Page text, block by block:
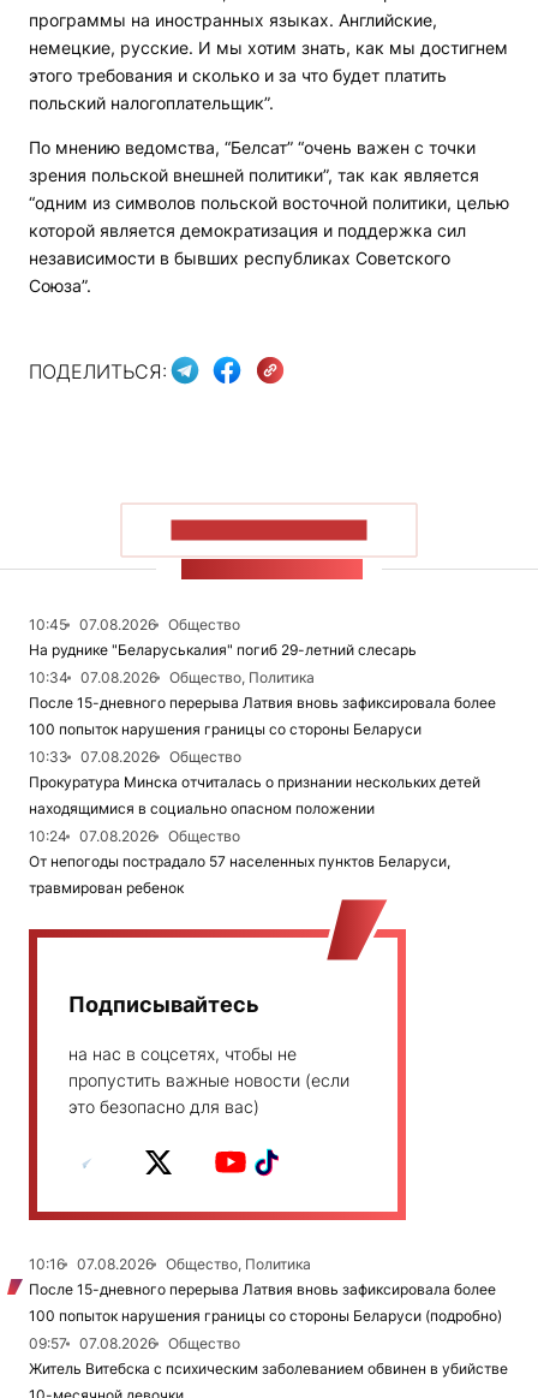
программы на иностранных языках. Английские,
немецкие, русские. И мы хотим знать, как мы достигнем
этого требования и сколько и за что будет платить
польский налогоплательщик”.
По мнению ведомства, “Белсат” “очень важен с точки
зрения польской внешней политики”, так как является
“одним из символов польской восточной политики, целью
которой является демократизация и поддержка сил
независимости в бывших республиках Советского
Союза”.
ПОДЕЛИТЬСЯ:
10:45 07.08.2026
Общество
На руднике "Беларуськалия" погиб 29-летний слесарь
10:34
07.08.2026
Общество, Политика
После 15-дневного перерыва Латвия вновь зафиксировала более
100 попыток нарушения границы со стороны Беларуси
10:33
07.08.2026
Общество
Прокуратура Минска отчиталась о признании нескольких детей
находящимися в социально опасном положении
10:24
07.08.2026
Общество
От непогоды пострадало 57 населенных пунктов Беларуси,
травмирован ребенок
Подписывайтесь
на нас в соцсетях, чтобы не
пропустить важные новости (если
это безопасно для вас)
10:16 07.08.2026
Общество, Политика
После 15-дневного перерыва Латвия вновь зафиксировала более
100 попыток нарушения границы со стороны Беларуси (подробно)
09:57
07.08.2026
Общество
Житель Витебска с психическим заболеванием обвинен в убийстве